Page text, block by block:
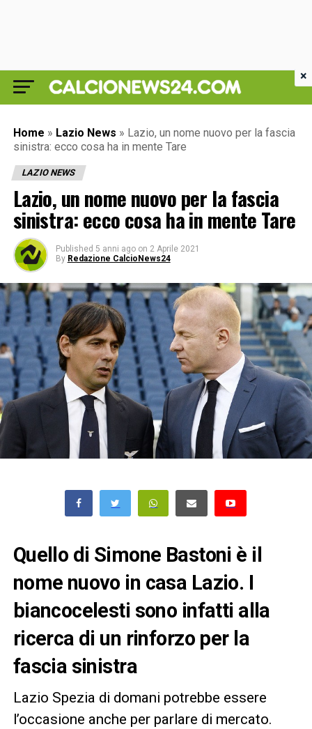
Home » Lazio News » Lazio, un nome nuovo per la fascia
sinistra: ecco cosa ha in mente Tare
LAZIO NEWS
Lazio, un nome nuovo per la fascia
sinistra: ecco cosa ha in mente Tare
Published 5 anni ago on 2 Aprile 2021
By Redazione CalcioNews24
Quello di Simone Bastoni è il
nome nuovo in casa Lazio. I
biancocelesti sono infatti alla
ricerca di un rinforzo per la
fascia sinistra
Lazio Spezia di domani potrebbe essere
l’occasione anche per parlare di mercato.
×